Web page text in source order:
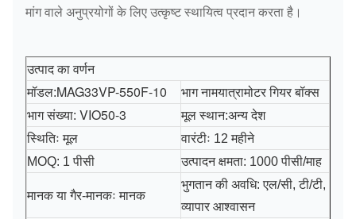
मांग वाले अनुप्रयोगों के लिए उत्कृष्ट स्थायित्व प्रदान करता है।
उत्पाद का वर्णन
मॉडल:MAG33VP-550F-10 भाग नामयात्रामोटर गियर बॉक्स
भाग संख्या: VIO50-3
मूल स्थान:अन्य देश
स्थितिः मूल
वारंटीः 12 महीने
MOQ: 1 पीसी
उत्पादन क्षमता: 1000 पीसी/माह
मानक या गैर-मानकः मानक
भुगतान की अवधि: एल/सी, टी/टी,
व्यापार आश्वासन